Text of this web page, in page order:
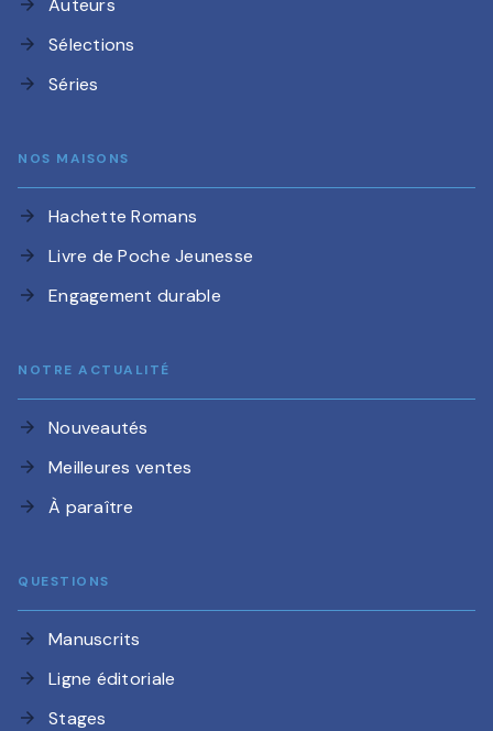
arrow_forward Auteurs
arrow_forward Sélections
arrow_forward Séries
NOS MAISONS
arrow_forward Hachette Romans
arrow_forward Livre de Poche Jeunesse
arrow_forward Engagement durable
NOTRE ACTUALITÉ
arrow_forward Nouveautés
arrow_forward Meilleures ventes
arrow_forward À paraître
QUESTIONS
arrow_forward Manuscrits
arrow_forward Ligne éditoriale
arrow_forward Stages